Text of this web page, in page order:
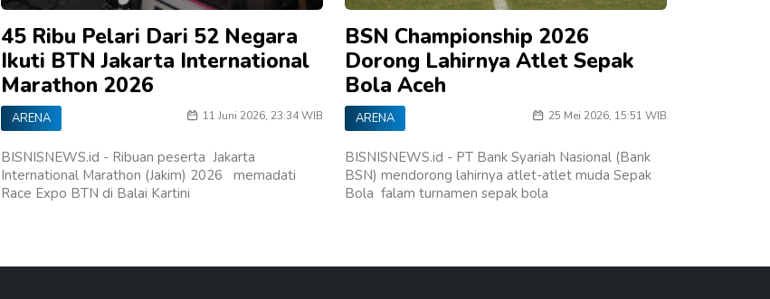
45 Ribu Pelari Dari 52 Negara
Ikuti BTN Jakarta International
Marathon 2026
ARENA 11 Juni 2026, 23:34 WIB
BISNISNEWS.id - Ribuan peserta Jakarta
International Marathon (Jakim) 2026 memadati
Race Expo BTN di Balai Kartini
BSN Championship 2026
Dorong Lahirnya Atlet Sepak
Bola Aceh
ARENA 25 Mei 2026, 15:51 WIB
BISNISNEWS.id - PT Bank Syariah Nasional (Bank
BSN) mendorong lahirnya atlet-atlet muda Sepak
Bola falam turnamen sepak bola